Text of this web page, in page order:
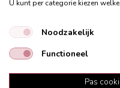
kleurmix aan je
Handig
Comfortabele zit
In 4 actuele
U kunt per categorie kiezen
Noodzakelijk
Functioneel
Pas